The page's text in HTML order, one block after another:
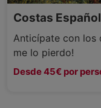
Costas
Anticípate con los
me lo pierdo!
Desde 45€ por